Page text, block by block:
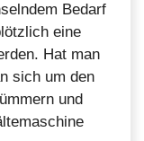
Bedarf
eine
Hat man
sich um den
und